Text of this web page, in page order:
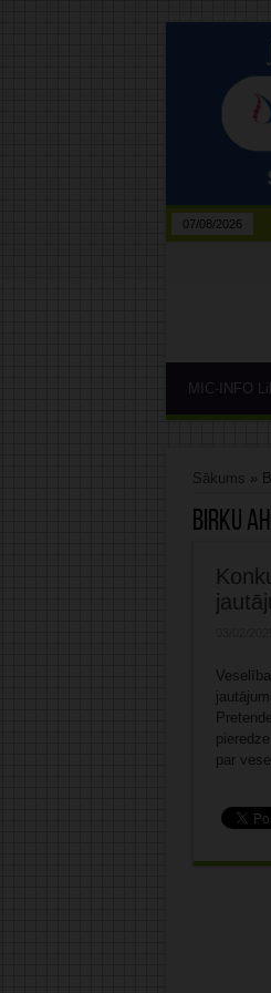
07/08/2026
MIC-INFO
Sākums »
Birku
par